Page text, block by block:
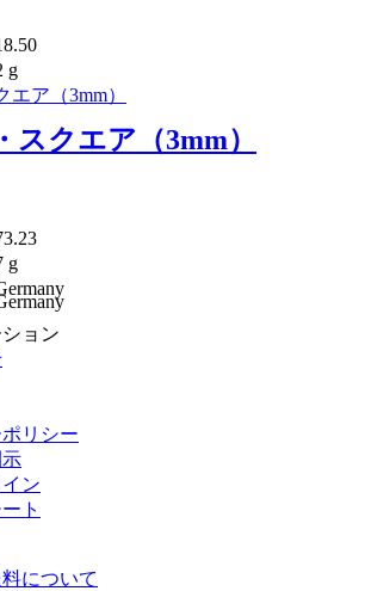
g
スクエア（3mm）
g
ョン
リシー
ン
ト
について